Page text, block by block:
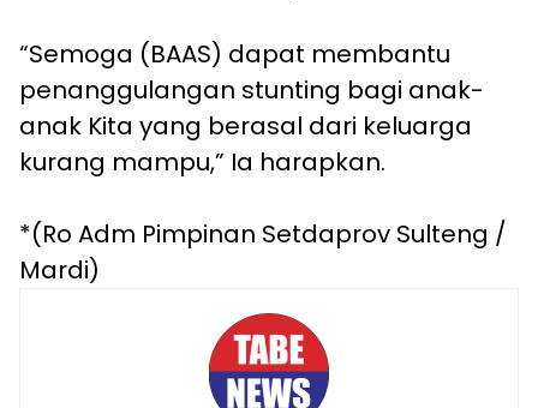
“Semoga (BAAS) dapat membantu
penanggulangan stunting bagi anak-
anak Kita yang berasal dari keluarga
kurang mampu,” Ia harapkan.
*(Ro Adm Pimpinan Setdaprov Sulteng /
Mardi)